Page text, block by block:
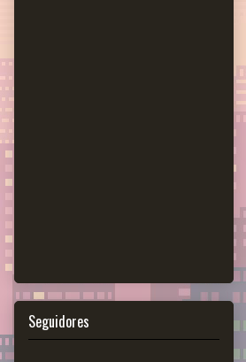
Seguidores